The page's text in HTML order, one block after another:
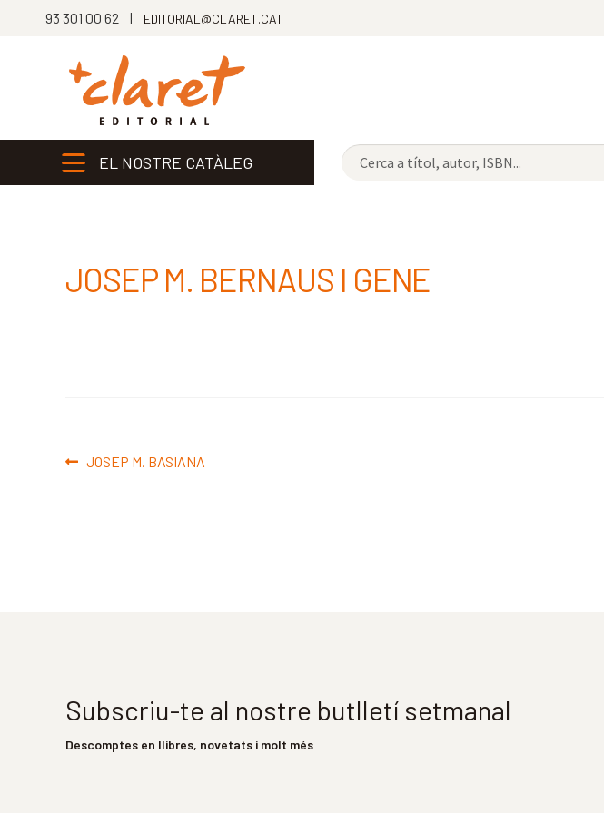
93 301 00 62 | EDITORIAL@CLARET.CAT
EL NOSTRE CATÀLEG
JOSEP M. BERNAUS I GENE
Navegació
Entrada
JOSEP M. BASIANA
Subscriu-te al nostre butlletí setmanal
Descomptes en llibres, novetats i molt més